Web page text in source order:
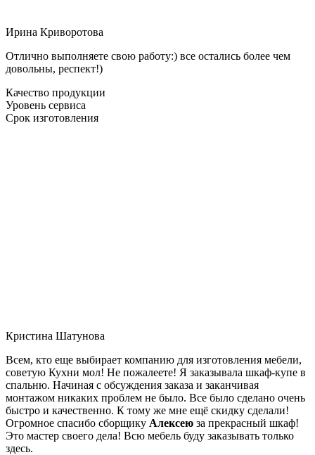
Ирина Криворотова
Отлично выполняете свою работу:) все остались более чем
довольны, респект!)
Качество продукции
Уровень сервиса
Срок изготовления
Кристина Шатунова
Всем, кто еще выбирает компанию для изготовления мебели,
советую Кухни мол! Не пожалеете! Я заказывала шкаф-купе в
спальню. Начиная с обсуждения заказа и заканчивая
монтажом никаких проблем не было. Все было сделано очень
быстро и качественно. К тому же мне ещё скидку сделали!
Огромное спасибо сборщику Алексею за прекрасный шкаф!
Это мастер своего дела! Всю мебель буду заказывать только
здесь.